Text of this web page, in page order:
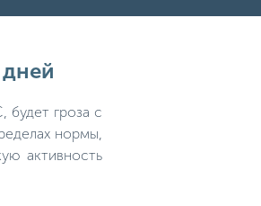
будет гроза с
нормы,
активность